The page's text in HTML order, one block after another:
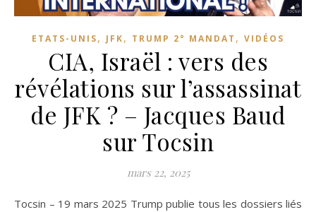
ETATS-UNIS, JFK, TRUMP 2° MANDAT , VIDÉOS
CIA, Israël : vers des
révélations sur l’assassinat
de JFK ? – Jacques Baud
sur Tocsin
mars 22, 2025
Tocsin – 19 mars 2025 Trump publie tous les dossiers liés